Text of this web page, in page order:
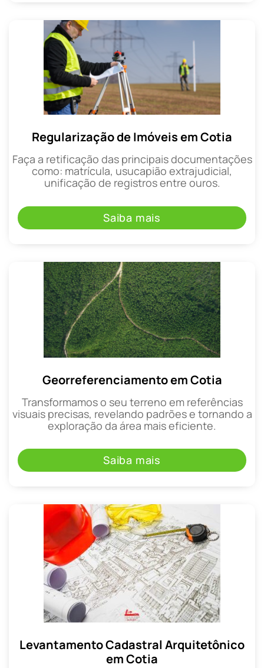
Regularização de Imóveis em Cotia
Faça a retificação das principais documentações
como: matrícula, usucapião extrajudicial,
unificação de registros entre ouros.
Saiba mais
Georreferenciamento em Cotia
Transformamos o seu terreno em referências
visuais precisas, revelando padrões e tornando a
exploração da área mais eficiente.
Saiba mais
Levantamento Cadastral Arquitetônico
em Cotia